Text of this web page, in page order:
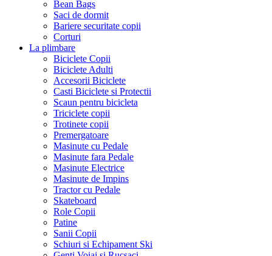
Bean Bags
Saci de dormit
Bariere securitate copii
Corturi
La plimbare
Biciclete Copii
Biciclete Adulti
Accesorii Biciclete
Casti Biciclete si Protectii
Scaun pentru bicicleta
Triciclete copii
Trotinete copii
Premergatoare
Masinute cu Pedale
Masinute fara Pedale
Masinute Electrice
Masinute de Impins
Tractor cu Pedale
Skateboard
Role Copii
Patine
Sanii Copii
Schiuri si Echipament Ski